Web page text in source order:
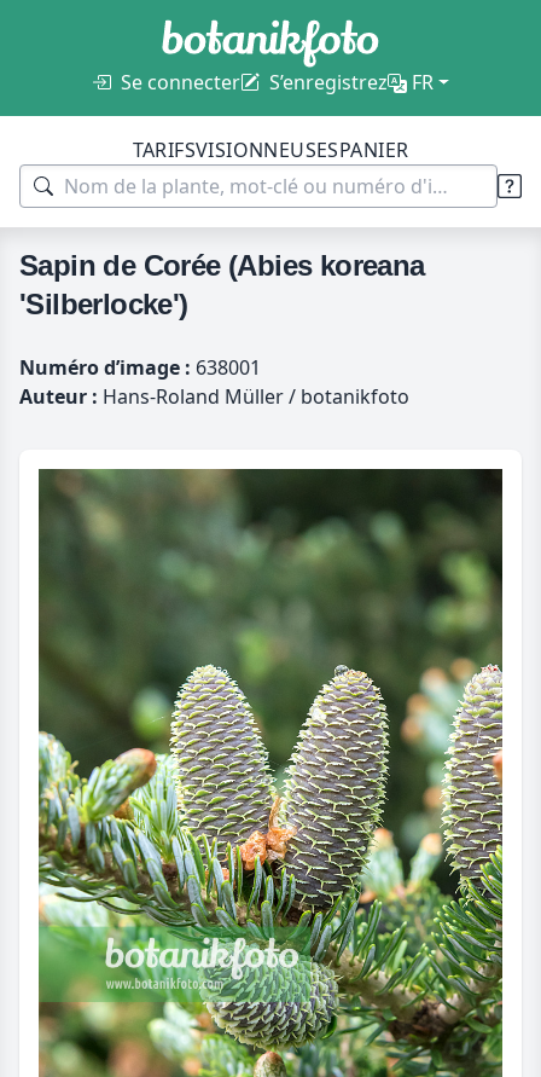
Se connecter S’enregistrez FR
TARIFSVISIONNEUSESPANIER
Sapin de Corée (Abies koreana
'Silberlocke')
Numéro d’image : 638001
Auteur : Hans-Roland Müller / botanikfoto